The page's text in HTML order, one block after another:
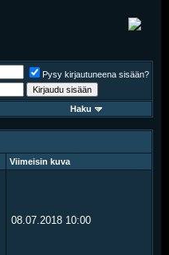
Pysy kirjautuneena sisään?
Haku
Viimeisin kuva
08.07.2018 10:00